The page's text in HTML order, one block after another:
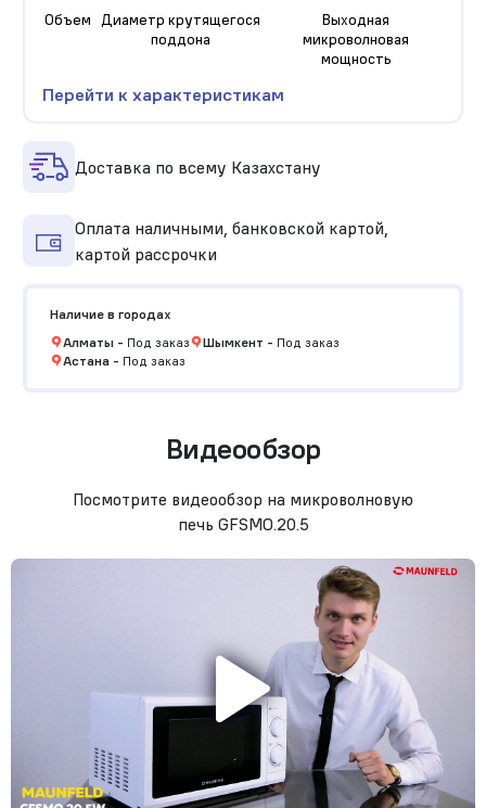
Объем Диаметр крутящегося
поддона
Выходная
микроволновая
мощность
Перейти к характеристикам
Доставка по всему Казахстану
Оплата наличными, банковской картой,
картой рассрочки
Наличие в городах
Алматы- Под заказ Шымкент - Под заказ
Астана- Под заказ
Видеообзор
Посмотрите видеообзор на микроволновую
печь GFSMO.20.5